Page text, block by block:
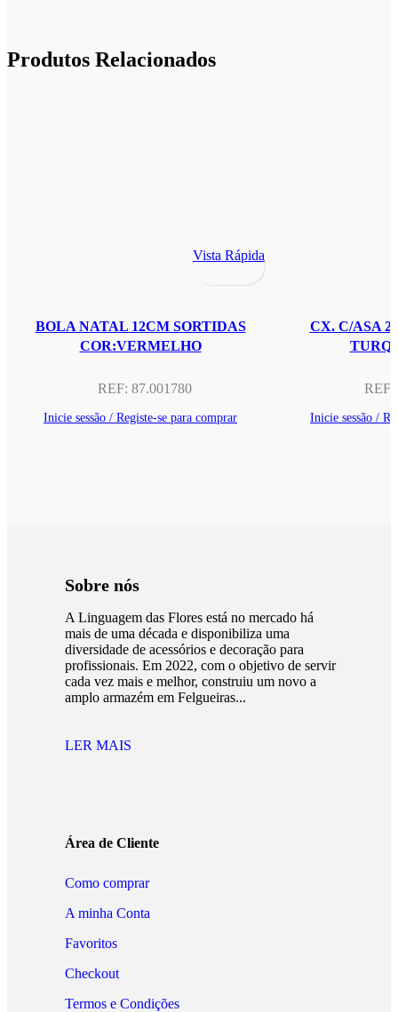
Produtos Relacionados
Vista Rápida
BOLA NATAL 12CM SORTIDAS
COR:VERMELHO
REF: 87.001780
Inicie sessão / Registe-se para comprar
CX. C/ASA
REF:
Inicie sessão /
Sobre nós
A Linguagem das Flores está no mercado há
mais de uma década e disponibiliza uma
diversidade de acessórios e decoração para
profissionais. Em 2022, com o objetivo de servir
cada vez mais e melhor, construiu um novo a
amplo armazém em Felgueiras...
LER MAIS
Área de Cliente
Como comprar
A minha Conta
Favoritos
Checkout
Termos e Condições